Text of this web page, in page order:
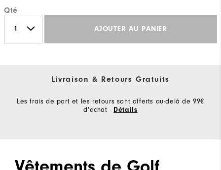
Qté
AJOUTER AU PANIER
Livraison & Retours Gratuits
Les frais de port et les retours sont offerts au-delà de 99€
d'achat
Détails